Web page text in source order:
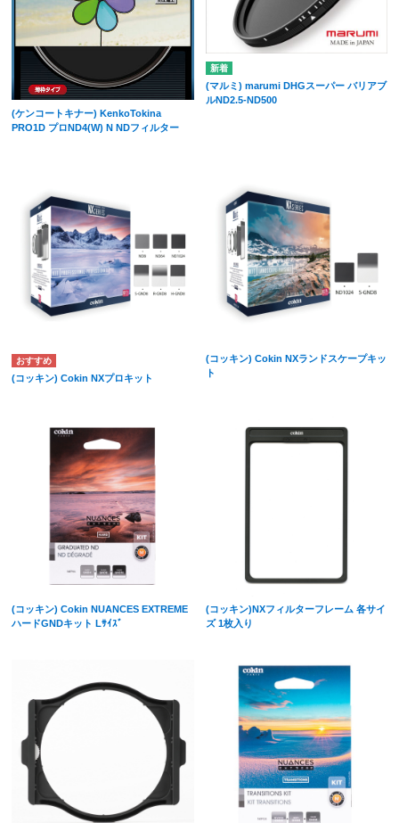
(ケンコートキナー) KenkoTokina
PRO1D プロND4(W) N NDフィルター
(マルミ) marumi DHGスーパー バリアブ
ルND2.5-ND500
(コッキン) Cokin NXプロキット
(コッキン) Cokin NXランドスケープキッ
ト
(コッキン) Cokin NUANCES EXTREME
ハードGNDキット Lｻｲｽﾞ
(コッキン)NXフィルターフレーム 各サイ
ズ 1枚入り